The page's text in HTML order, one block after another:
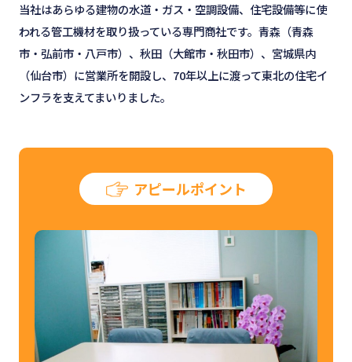
当社はあらゆる建物の水道・ガス・空調設備、住宅設備等に使
われる管工機材を取り扱っている専門商社です。青森（青森
市・弘前市・八戸市）、秋田（大館市・秋田市）、宮城県内
（仙台市）に営業所を開設し、70年以上に渡って東北の住宅イ
ンフラを支えてまいりました。
アピールポイント